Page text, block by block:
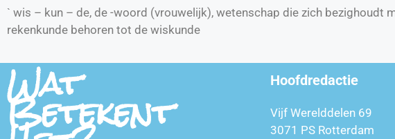
` wis – kun – de, de -woord (vrouwelijk), wetenschap die zich bezighoudt
rekenkunde behoren tot de wiskunde
Wat
Betekent Hoofdredactie
Vijf Werelddelen 69
3071 PS Rotterdam